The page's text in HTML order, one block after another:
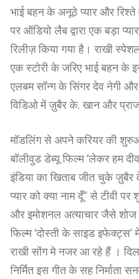
भाई बहन के अनूठे प्यार और रिश्ते
पर ऑडियो लैब द्वारा एक बड़ा
रिलीज़ किया गया है। राखी
एक स्टोरी के जरिए भाई बहन के
एलबम सॉन्ग के सिंगर देव नेगी
विडिओ में ज़ुबैर के. खान और
मॉडलिंग से अपने करियर की
बॉलीवुड डेब्यू फिल्म ‘लेकर हम
इंडिया का खिताब जीत चुके ज़ुबैर
प्यार को क्या नाम दूँ” से टीवी
और इमोशनल अत्याचार जैसे
फिल्म ‘दोस्ती के साइड
राखी सोंग मे नजर आ रहे हैं ।
निर्मित इस गीत के सह निर्माता